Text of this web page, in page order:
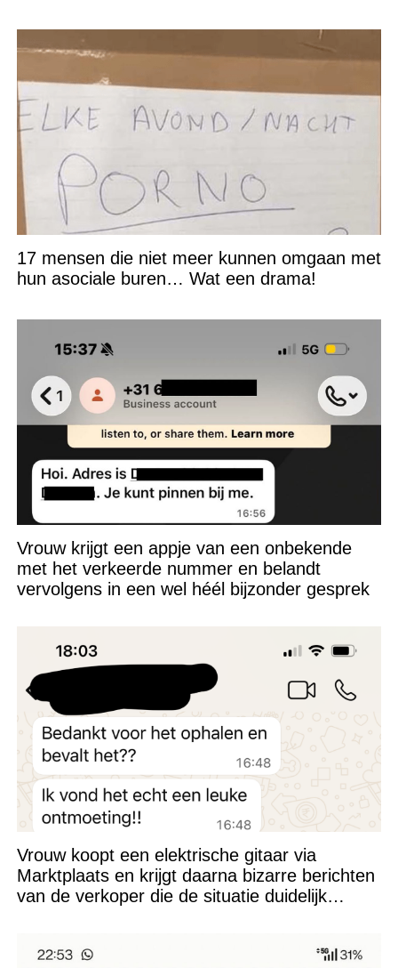
17 mensen die niet meer kunnen omgaan met
hun asociale buren… Wat een drama!
Vrouw krijgt een appje van een onbekende
met het verkeerde nummer en belandt
vervolgens in een wel héél bijzonder gesprek
Vrouw koopt een elektrische gitaar via
Marktplaats en krijgt daarna bizarre berichten
van de verkoper die de situatie duidelijk